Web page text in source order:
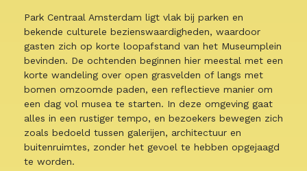
Park Centraal Amsterdam ligt vlak bij parken en
bekende culturele bezienswaardigheden, waardoor
gasten zich op korte loopafstand van het Museumplein
bevinden. De ochtenden beginnen hier meestal met een
korte wandeling over open grasvelden of langs met
bomen omzoomde paden, een reflectieve manier om
een dag vol musea te starten. In deze omgeving gaat
alles in een rustiger tempo, en bezoekers bewegen zich
zoals bedoeld tussen galerijen, architectuur en
buitenruimtes, zonder het gevoel te hebben opgejaagd
te worden.